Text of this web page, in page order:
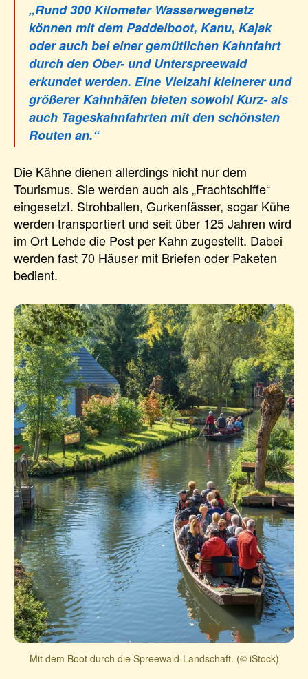
„Rund 300 Kilometer Wasserwegenetz
können mit dem Paddelboot, Kanu, Kajak
oder auch bei einer gemütlichen Kahnfahrt
durch den Ober- und Unterspreewald
erkundet werden. Eine Vielzahl kleinerer und
größerer Kahnhäfen bieten sowohl Kurz- als
auch Tageskahnfahrten mit den schönsten
Routen an.“
Die Kähne dienen allerdings nicht nur dem
Tourismus. Sie werden auch als „Frachtschiffe“
eingesetzt. Strohballen, Gurkenfässer, sogar Kühe
werden transportiert und seit über 125 Jahren wird
im Ort Lehde die Post per Kahn zugestellt. Dabei
werden fast 70 Häuser mit Briefen oder Paketen
bedient.
Mit dem Boot durch die Spreewald-Landschaft. (© iStock)